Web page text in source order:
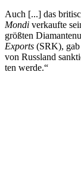
Auch [...] das
Mondi ver­kaufte
größten
Exports (SRK), gab
von Russ­land
ten werde.“